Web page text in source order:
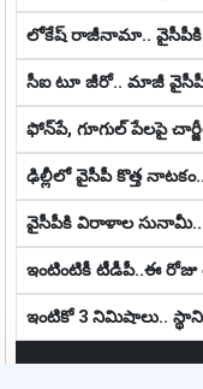
లోకేష్ రాజీనామా..
సీఐ టూ జీరో.. మాజీ వైసీపీ
ఫోన్‌పే, గూగుల్ పేల‌పై
ఢిల్లీలో వైసీపీ కొత్త
వైసీపీకి విరాళాల
ఇంటింటికీ టీడీపీ..ఈ రోజు
ఇంటికో 3 నిమిషాలు..